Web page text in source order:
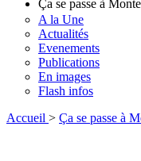
Ça se passe à
A la Une
Actualités
Evenements
Publications
En images
Flash infos
Accueil > Ça se passe à